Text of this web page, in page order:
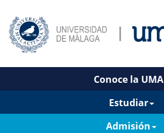
Conoce la UMA
Estudiar
Admisión